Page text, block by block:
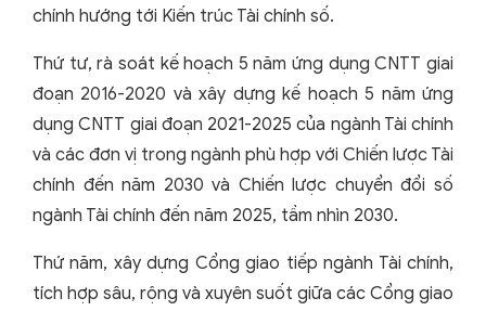
chính hướng tới Kiến trúc Tài chính số.
Thứ tư, rà soát kế hoạch 5 năm ứng dụng CNTT giai
đoạn 2016-2020 và xây dựng kế hoạch 5 năm ứng
dụng CNTT giai đoạn 2021-2025 của ngành Tài chính
và các đơn vị trong ngành phù hợp với Chiến lược Tài
chính đến năm 2030 và Chiến lược chuyển đổi số
ngành Tài chính đến năm 2025, tầm nhìn 2030.
Thứ năm, xây dựng Cổng giao tiếp ngành Tài chính,
tích hợp sâu, rộng và xuyên suốt giữa các Cổng giao